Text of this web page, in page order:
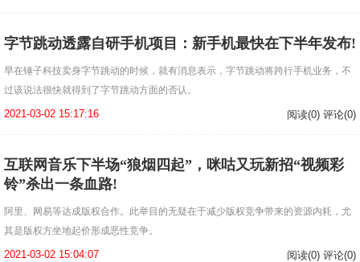
字节跳动透露自研手机项目：新手机最快在下半年发布!
早在锤子科技卖身字节跳动的时候，就有消息表示，字节跳动将跨行手机业务，不
过该说法很快就得到了字节跳动方面的否认。
2021-03-02 15:17:16 阅读(0) 评论(0)
互联网音乐下半场“狼烟四起”，咪咕又玩新招“视频彩
铃”杀出一条血路!
阿里、网易等达成版权合作。此举目的无疑在于减少版权竞争带来的资源内耗，尤
其是版权方坐地起价形成恶性竞争。
2021-03-02 15:04:07 阅读(0) 评论(0)